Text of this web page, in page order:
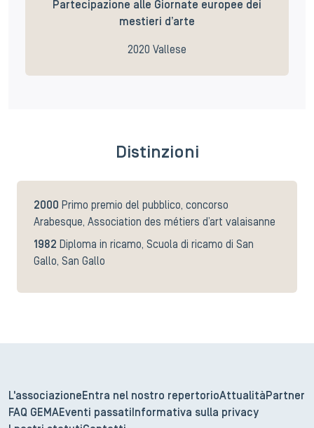
Partecipazione alle Giornate europee dei
mestieri d’arte
2020 Vallese
Distinzioni
2000 Primo premio del pubblico, concorso
Arabesque, Association des métiers d’art valaisanne
1982 Diploma in ricamo, Scuola di ricamo di San
Gallo, San Gallo
L'associazione Entra nel nostro repertorioAttualità Partner
FAQ GEMAEventi passati
Informativa sulla privacy